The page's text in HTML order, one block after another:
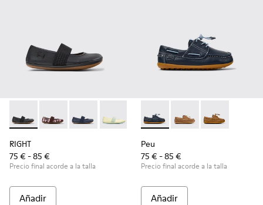
RIGHT - 80025-053 - Bailarinas de piel negras para niños.
RIGHT - 80025-160
RIGHT - 80025-116
RIGHT - 80025-109
RIGHT - 80025-030
RIGHT
75 € - 85 €
Precio final acorde a la talla
Añadir
Peu - K800689-002 -
Peu - K800689-004
Peu -
Peu
75 € - 85 €
Precio final acorde a la talla
Añadir